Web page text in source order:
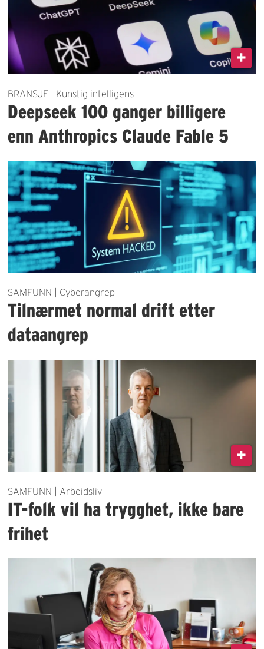
BRANSJE | Kunstig intelligens
Deepseek 100 ganger billigere
enn Anthropics Claude Fable 5
SAMFUNN | Cyberangrep
Tilnærmet normal drift etter
dataangrep
SAMFUNN | Arbeidsliv
IT-folk vil ha trygghet, ikke bare
frihet